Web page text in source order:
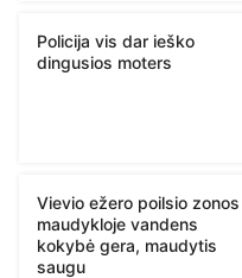
Policija vis dar ieško
dingusios moters
Vievio ežero poilsio zonos
maudykloje vandens
kokybė gera, maudytis
saugu